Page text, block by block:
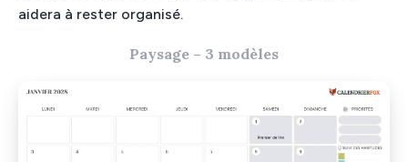
aidera à rester organisé.
Paysage – 3 modèles